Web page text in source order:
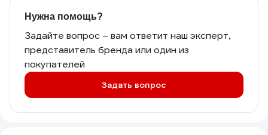
Нужна помощь?
Задайте вопрос – вам ответит наш эксперт,
представитель бренда или один из
покупателей
Задать вопрос